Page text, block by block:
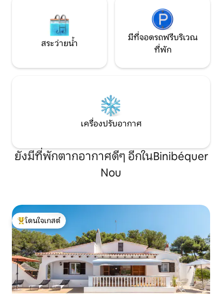
สระว่ายน้ำ
มีที่จอดรถฟรีบริเวณ
ที่พัก
เครื่องปรับอากาศ
ยังมีที่พักตากอากาศดีๆ อีกในBinibéquer
Nou
โดนใจเกสต์ที่สุด
โดนใจเกสต์